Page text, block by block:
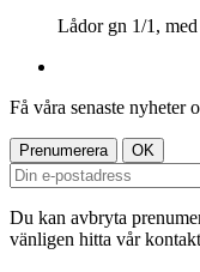
Lådor gn 1/1,
Få våra senaste nyheter
Du kan avbryta
vänligen hitta vår